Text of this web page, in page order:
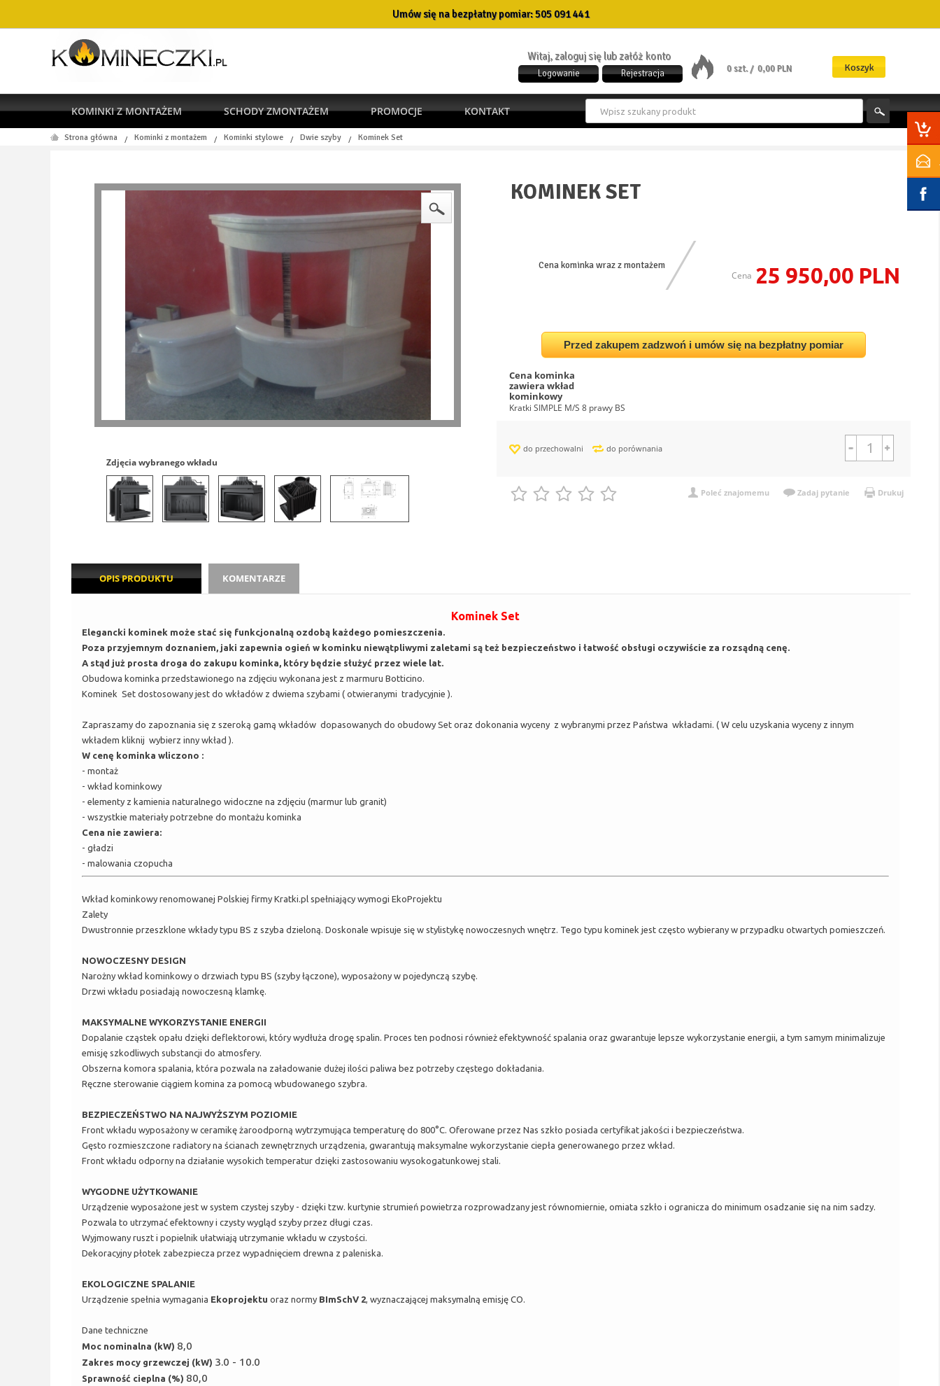
Umów się na bezpłatny pomiar:505 091 441
0 szt. / 0,00 PLN Koszyk
Witaj, zaloguj się lub załóż konto
Rejestracja
Logowanie
KOMINKI Z MONTAŻEM SCHODY ZMONTAŻEM PROMOCJE KONTAKT
RODO
Strona główna / Kominki z montażem / Kominki stylowe / Dwie szyby / Kominek Set
Zdjęcia wybranego wkładu
KOMINEK SET
Cena kominka wraz z montażem
Cena 25 950,00 PLN
Przed zakupem zadzwoń i umów się na bezpłatny pomiar
Cena kominka
zawiera wkład
kominkowy
Kratki SIMPLE M/S 8 prawy BS
do przechowalni do porównania
Poleć znajomemu Zadaj pytanie Drukuj
OPIS PRODUKTU KOMENTARZE
Kominek Set
Elegancki kominek może stać się funkcjonalną ozdobą każdego pomieszczenia.
Poza przyjemnym doznaniem, jaki zapewnia ogień w kominku niewątpliwymi zaletami są też bezpieczeństwo i łatwość obsługi oczywiście za rozsądną cenę.
A stąd już prosta droga do zakupu kominka, który będzie służyć przez wiele lat.
Obudowa kominka przedstawionego na zdjęciu wykonana jest z marmuru Botticino.
Kominek Set dostosowany jest do wkładów z dwiema szybami ( otwieranymi tradycyjnie ).
Zapraszamy do zapoznania się z szeroką gamą wkładów dopasowanych do obudowy Set oraz dokonania wyceny z wybranymi przez Państwa wkładami. ( W celu uzyskania wyceny z innym
wkładem kliknij wybierz inny wkład ).
W cenę kominka wliczono :
- montaż
- wkład kominkowy
- elementy z kamienia naturalnego widoczne na zdjęciu (marmur lub granit)
- wszystkie materiały potrzebne do montażu kominka
Cena nie zawiera:
- gładzi
- malowania czopucha
Wkład kominkowy renomowanej Polskiej firmy Kratki.pl spełniający wymogi EkoProjektu
Zalety
Dwustronnie przeszklone wkłady typu BS z szyba dzieloną. Doskonale wpisuje się w stylistykę nowoczesnych wnętrz. Tego typu kominek jest często wybierany w przypadku otwartych pomieszczeń.
NOWOCZESNY DESIGN
Narożny wkład kominkowy o drzwiach typu BS (szyby łączone), wyposażony w pojedynczą szybę.
Drzwi wkładu posiadają nowoczesną klamkę.
MAKSYMALNE WYKORZYSTANIE ENERGII
Dopalanie cząstek opału dzięki deflektorowi, który wydłuża drogę spalin. Proces ten podnosi również efektywność spalania oraz gwarantuje lepsze wykorzystanie energii, a tym samym minimalizuje
emisję szkodliwych substancji do atmosfery.
Obszerna komora spalania, która pozwala na załadowanie dużej ilości paliwa bez potrzeby częstego dokładania.
Ręczne sterowanie ciągiem komina za pomocą wbudowanego szybra.
BEZPIECZEŃSTWO NA NAJWYŻSZYM POZIOMIE
Front wkładu wyposażony w ceramikę żaroodporną wytrzymująca temperaturę do 800°C. Oferowane przez Nas szkło posiada certyfikat jakości i bezpieczeństwa.
Gęsto rozmieszczone radiatory na ścianach zewnętrznych urządzenia, gwarantują maksymalne wykorzystanie ciepła generowanego przez wkład.
Front wkładu odporny na działanie wysokich temperatur dzięki zastosowaniu wysokogatunkowej stali.
WYGODNE UŻYTKOWANIE
Urządzenie wyposażone jest w system czystej szyby - dzięki tzw. kurtynie strumień powietrza rozprowadzany jest równomiernie, omiata szkło i ogranicza do minimum osadzanie się na nim sadzy.
Pozwala to utrzymać efektowny i czysty wygląd szyby przez długi czas.
Wyjmowany ruszt i popielnik ułatwiają utrzymanie wkładu w czystości.
Dekoracyjny płotek zabezpiecza przez wypadnięciem drewna z paleniska.
EKOLOGICZNE SPALANIE
Urządzenie spełnia wymagania Ekoprojektu oraz normy BImSchV 2 , wyznaczającej maksymalną emisję CO.
Dane techniczne
Moc nominalna (kW) 8,0
Zakres mocy grzewczej (kW) 3.0 - 10.0
Sprawność cieplna (%) 80,0